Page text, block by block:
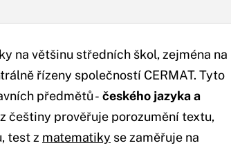
na většinu středních škol, zejména na
řízeny společností CERMAT. Tyto
předmětů - českého jazyka a
češtiny prověřuje porozumění textu,
test z matematiky se zaměřuje na